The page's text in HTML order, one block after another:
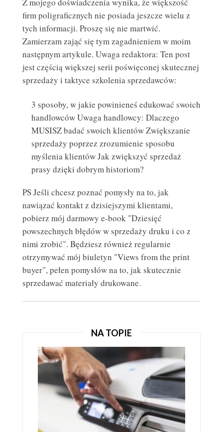
Z mojego doświadczenia wynika, że większość
firm poligraficznych nie posiada jeszcze wielu z
tych informacji. Proszę się nie martwić.
Zamierzam zająć się tym zagadnieniem w moim
następnym artykule. Uwaga redaktora: Ten post
jest częścią większej serii poświęconej skutecznej
sprzedaży i taktyce szkolenia sprzedawców:
3 sposoby, w jakie powinieneś edukować swoich
handlowców Uwaga handlowcy: Dlaczego
MUSISZ badać swoich klientów Zwiększanie
sprzedaży poprzez zrozumienie sposobu
myślenia klientów Jak zwiększyć sprzedaż
prasy dzięki dobrym historiom?
PS Jeśli chcesz poznać pomysły na to, jak
nawiązać kontakt z dzisiejszymi klientami,
pobierz mój darmowy e-book "Dziesięć
powszechnych błędów w sprzedaży druku i co z
nimi zrobić". Będziesz również regularnie
otrzymywać mój biuletyn "Views from the print
buyer", pełen pomysłów na to, jak skutecznie
sprzedawać materiały drukowane.
NA TOPIE
WADY I ZALETY DRUKARNI INTERNETOWYCH
DRUKARNIA INTERNETOWA
ULOTKI REKLAMOWE